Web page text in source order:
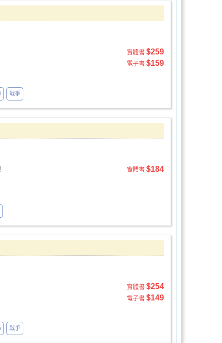
實體書 $259
電子書 $159
戰爭
實體書 $184
實體書 $254
電子書 $149
戰爭